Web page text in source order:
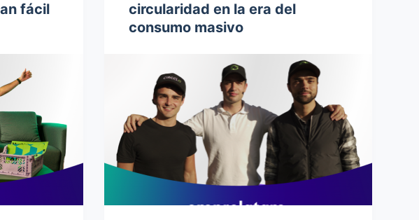
fácil
circularidad en la era del
consumo masivo